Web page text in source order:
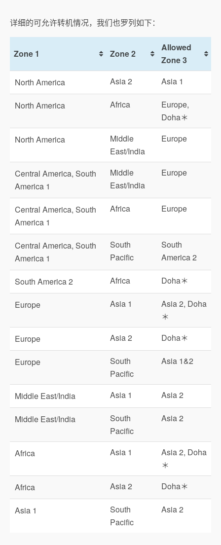
详细的可允许转机情况，我们也罗列如下：
Zone 1 Zone 2
Allowed
Zone 3
North America
Asia 2 Asia 1
North America Africa
Europe,
Doha＊
North America
Middle
East/India
Europe
Central America, South
America 1
Middle
East/India
Europe
Central America, South
America 1
Africa Europe
Central America, South
America 1
South
Pacific
South
America 2
South America 2 Africa Doha＊
Europe Asia 1
Asia 2, Doha
＊
Europe
Asia 2 Doha＊
Europe
South
Pacific
Asia 1&2
Middle East/India Asia 1 Asia 2
Middle East/India
South
Pacific
Asia 2
Africa Asia 1
Asia 2, Doha
＊
Africa
Asia 2 Doha＊
Asia 1
South
Pacific
Asia 2